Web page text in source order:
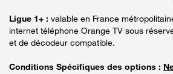
Ligue 1+ : valable en France
internet téléphone Orange TV sous
et de décodeur compatible.
Conditions Spécifiques des options :